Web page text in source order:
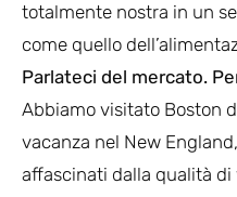
totalmente nostra in un
come quello
Parlateci del mercato.
Abbiamo visitato Boston
vacanza nel New
affascinati dalla qualità di